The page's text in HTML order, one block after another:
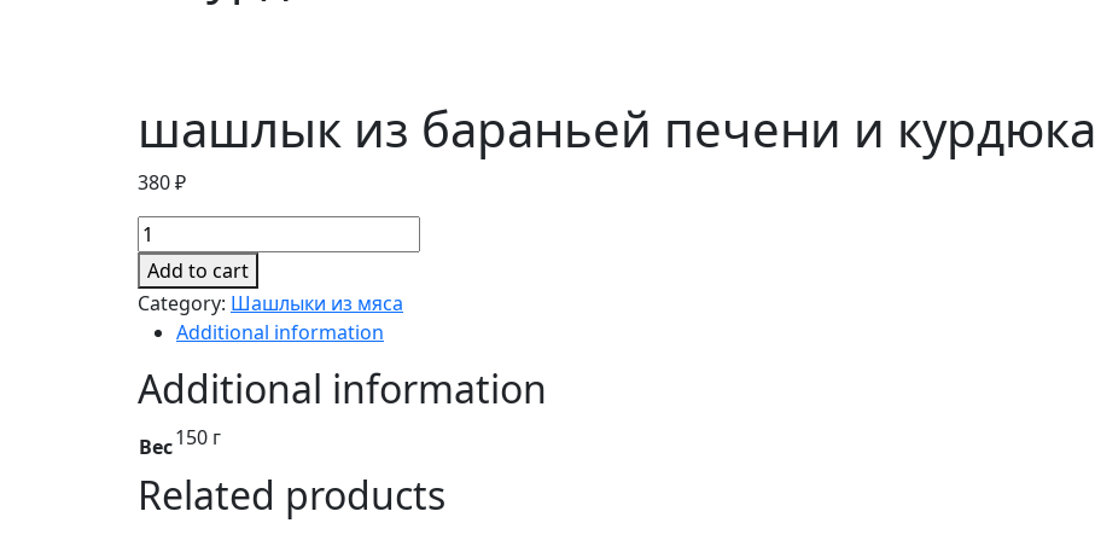
шашлык из бараньей печени и курдюка
380₽
шашлык
из
бараньей
печени
курдюка
quantity
Add to cart
Category: Шашлыки из мяса
Additional information
Additional information
Вес150 г
Related products